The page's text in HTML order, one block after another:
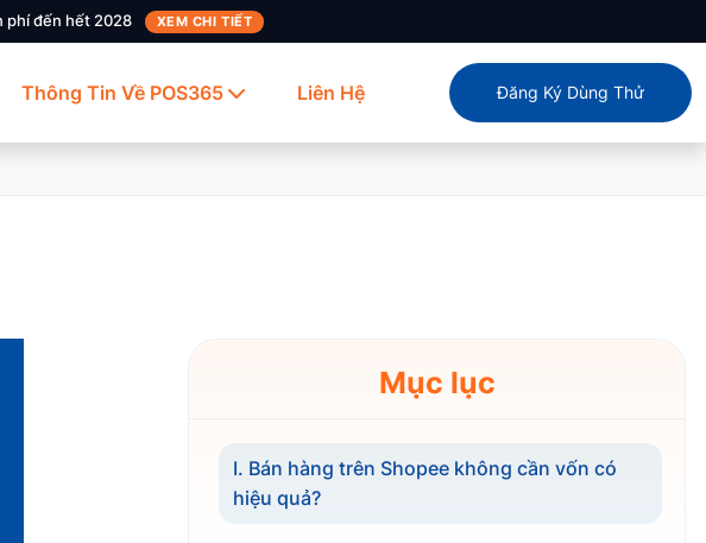
phí đến hết 2028 XEM CHI TIẾT
Thông Tin Về POS365 Liên Hệ Đăng Ký Dùng Thử
Mục lục
I. Bán hàng trên Shopee không cần vốn có
hiệu quả?